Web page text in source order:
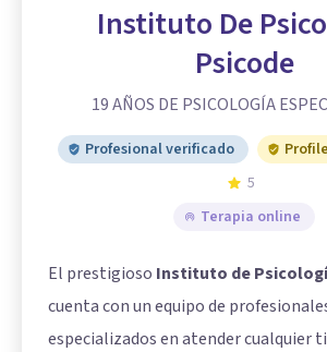
Instituto De
Psicode
19 AÑOS DE PSICOLOGÍA
Profesional verificado
5
Terapia online
El prestigioso Instituto de
cuenta con un equipo de
especializados en atender cualquier